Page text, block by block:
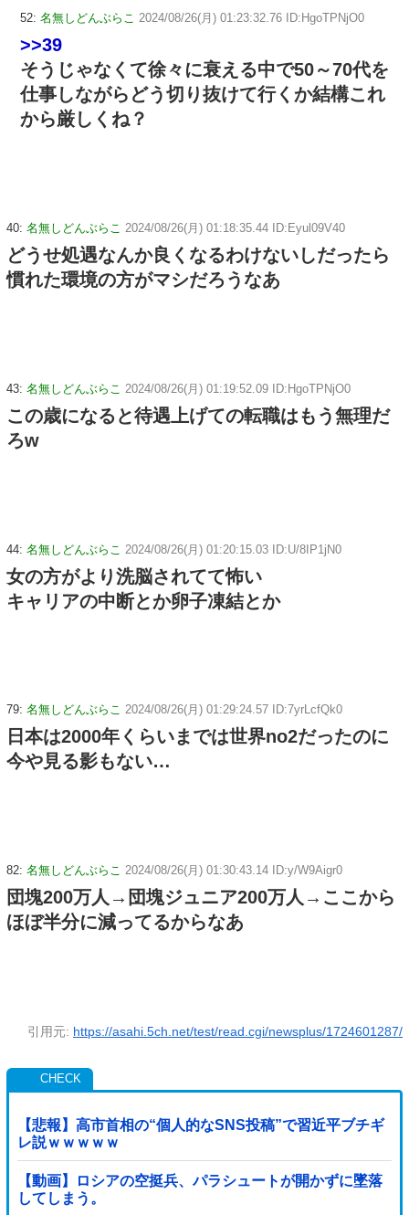
52: 名無しどんぶらこ 2024/08/26(月) 01:23:32.76 ID:HgoTPNjO0
>>39
そうじゃなくて徐々に衰える中で50～70代を
仕事しながらどう切り抜けて行くか結構これ
から厳しくね？
40: 名無しどんぶらこ 2024/08/26(月) 01:18:35.44 ID:Eyul09V40
どうせ処遇なんか良くなるわけないしだったら
慣れた環境の方がマシだろうなあ
43: 名無しどんぶらこ 2024/08/26(月) 01:19:52.09 ID:HgoTPNjO0
この歳になると待遇上げての転職はもう無理だ
ろw
44: 名無しどんぶらこ 2024/08/26(月) 01:20:15.03 ID:U/8IP1jN0
女の方がより洗脳されてて怖い
キャリアの中断とか卵子凍結とか
79: 名無しどんぶらこ 2024/08/26(月) 01:29:24.57 ID:7yrLcfQk0
日本は2000年くらいまでは世界no2だったのに
今や見る影もない…
82: 名無しどんぶらこ 2024/08/26(月) 01:30:43.14 ID:y/W9Aigr0
団塊200万人→団塊ジュニア200万人→ここから
ほぼ半分に減ってるからなあ
引用元: https://asahi.5ch.net/test/read.cgi/newsplus/1724601287/
【悲報】高市首相の“個人的なSNS投稿”で習近平ブチギ
レ説ｗｗｗｗｗ
【動画】ロシアの空挺兵、パラシュートが開かずに墜落
してしまう。